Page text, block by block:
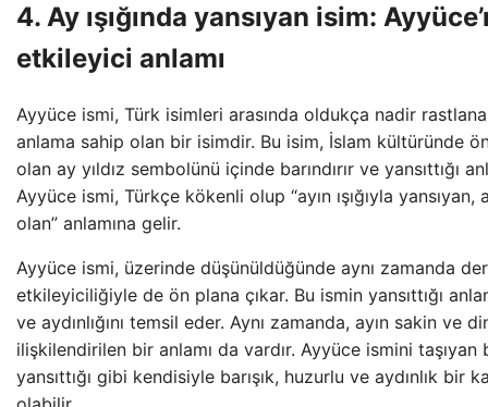
4. Ay ışığında yansıyan isim:
etkileyici anlamı
Ayyüce ismi, Türk isimleri arasında oldukça nadir
anlama sahip olan bir isimdir. Bu isim, İslam kültüründe
olan ay yıldız sembolünü içinde barındırır ve yansıttığı
Ayyüce ismi, Türkçe kökenli olup “ayın ışığıyla yansıyan,
olan” anlamına gelir.
Ayyüce ismi, üzerinde düşünüldüğünde aynı zamanda
etkileyiciliğiyle de ön plana çıkar. Bu ismin yansıttığı
ve aydınlığını temsil eder. Aynı zamanda, ayın sakin ve
ilişkilendirilen bir anlamı da vardır. Ayyüce ismini taşıyan
yansıttığı gibi kendisiyle barışık, huzurlu ve aydınlık bir